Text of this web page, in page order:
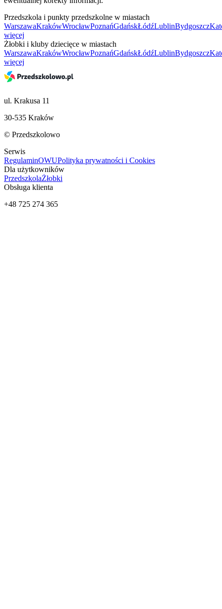
Przedszkola i punkty przedszkolne w miastach
WarszawaKrakówWrocławPoznańGdańskŁódźLublinBydgoszcz
więcej
Żłobki i kluby dziecięce w miastach
WarszawaKrakówWrocławPoznańGdańskŁódźLublinBydgoszcz
więcej
ul. Krakusa 11
30-535 Kraków
© Przedszkolowo
Serwis
RegulaminOWUPolityka prywatności i Cookies
Dla użytkowników
PrzedszkolaŻłobki
Obsługa klienta
+48 725 274 365